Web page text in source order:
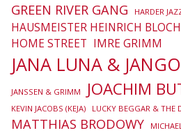
GREEN RIVER GANG HARDER
HAUSMEISTER HEINRICH BLOCH
HOME STREET IMRE GRIMM
JANA LUNA &
JANSSEN & GRIMM JOACHIM
KEVIN JACOBS (KEJA)
LUCKY BEGGAR & THE
MATTHIAS BRODOWY